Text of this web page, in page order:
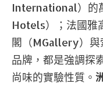
International）的
Hotels）；法國雅
閣（MGallery）與
品牌，都是強調探
尚味的實驗性質。